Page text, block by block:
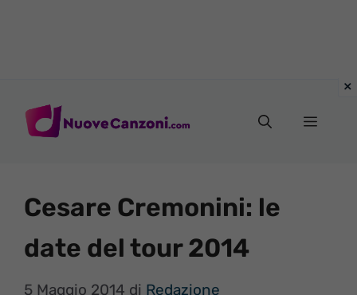
Menu
Cesare Cremonini: le
date del tour 2014
5 Maggio 2014 di Redazione